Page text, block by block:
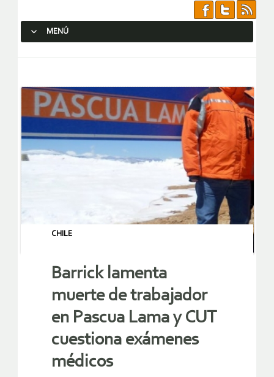
MENÚ
CHILE
Barrick lamenta
muerte de trabajador
en Pascua Lama y CUT
cuestiona exámenes
médicos